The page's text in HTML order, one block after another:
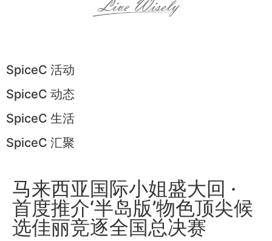
SpiceC 活动
SpiceC 动态
SpiceC 生活
SpiceC 汇聚
马来西亚国际小姐盛大回 ·
首度推介‘半岛版’物色顶尖候
选佳丽竞逐全国总决赛